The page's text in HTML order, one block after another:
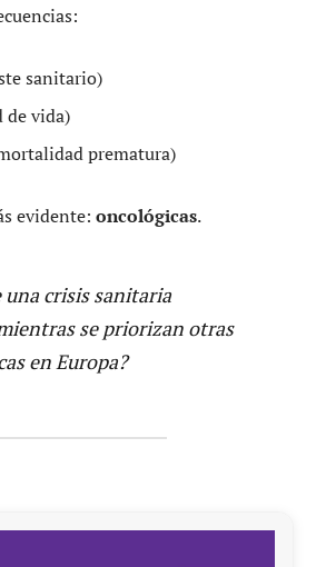
sanitario)
de vida)
prematura)
evidente: oncológicas.
una crisis sanitaria
se priorizan otras
en Europa?